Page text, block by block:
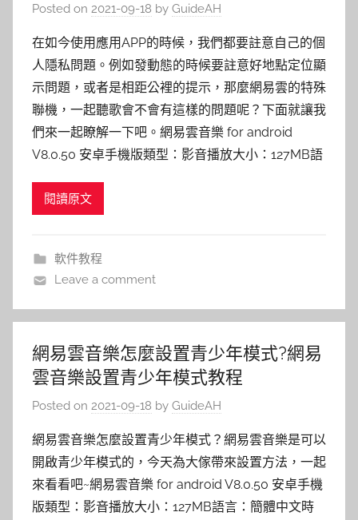
Posted on 2021-09-18 by GuideAH
在如今使用應用APP的時候，我們都要註意自己的個
人隱私問題。例如發動態的時候要註意好地點定位顯
示問題，或者是相距公裡的提示，那麼網易雲的特殊
聯機，一起聽歌會不會有這樣的問題呢？下面就讓我
們來一起瞭解一下吧。網易雲音樂 for android
V8.0.50 安卓手機版類型：影音播放大小：127MB語
閱讀原文
軟件教程
Leave a comment
網易雲音樂怎麼設置青少年模式?網易
雲音樂設置青少年模式教程
Posted on 2021-09-18 by GuideAH
網易雲音樂怎麼設置青少年模式？網易雲音樂是可以
開啟青少年模式的，今天為大傢帶來設置方法，一起
來看看吧~網易雲音樂 for android V8.0.50 安卓手機
版類型：影音播放大小：127MB語言：簡體中文時